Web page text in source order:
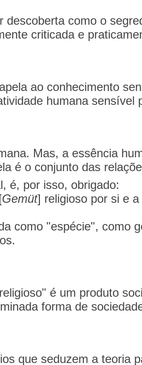
como o
criticada e
ao conhecimento
humana sensível
Mas, a essência
é o conjunto das
é, por isso, obrigado:
Gemüt] religioso por si e
como "espécie", como
é um produto
forma de
que seduzem a teoria